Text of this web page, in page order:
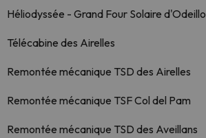
Héliodyssée - Grand Four Solaire d'Odeillo
Télécabine des Airelles
Remontée mécanique TSD des Airelles
Remontée mécanique TSF Col del Pam
Remontée mécanique TSD des Aveillans